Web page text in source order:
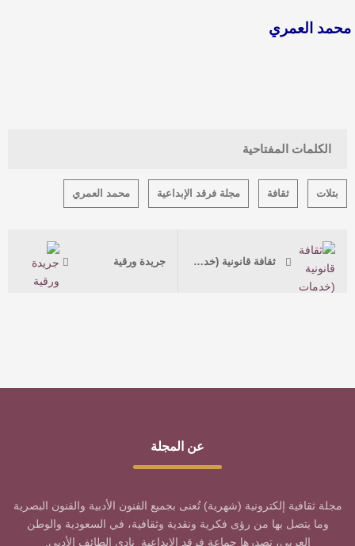
محمد العمري
الكلمات المفتاحية
بتلات ثقافة مجلة فرقد الإبداعية محمد العمري
ثقافة قانونية (خدمات لبرنامج سكني) جريدة ورقية
عن المجلة
مجلة ثقافية إلكترونية (شهرية) تُعنى بجميع الفنون الأدبية والفنون البصرية
وما يتصل بها من رؤى فكرية ونقدية وثقافية، في السعودية والوطن
العربي، تصدرها جماعة فرقد الإبداعية_نادي الطائف الأدبي.